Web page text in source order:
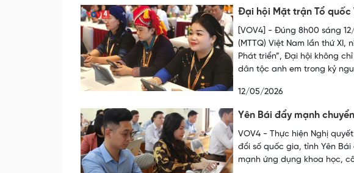
Đại hội Mặt trận Tổ quốc
[VOV4] - Đúng 8h00 sáng
(MTTQ) Việt Nam lần thứ
Phát triển”, Đại hội không
dân tộc anh em trong kỷ
12/05/2026
Yên Bái đẩy mạnh
VOV4 - Thực hiện Nghị
đổi số quốc gia, tỉnh Yên
mạnh ứng dụng khoa học,